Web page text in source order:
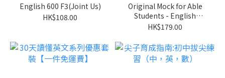
English 600 F3(Joint Us)
HK$108.00
Original Mock for Able
Students - English
Listening F3(Joint Us)
HK$179.00